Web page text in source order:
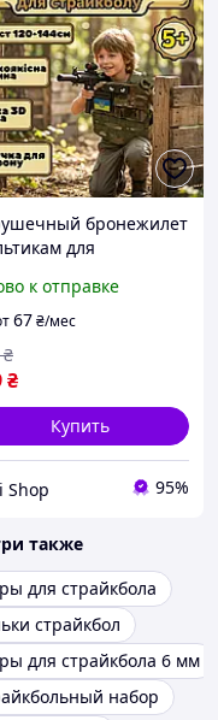
бронежилет
для
к отправке
67₴/мес
₴
₴
Купить
Shop 95%
также
для страйкбола
страйкбол
для страйкбола 6 мм
набор